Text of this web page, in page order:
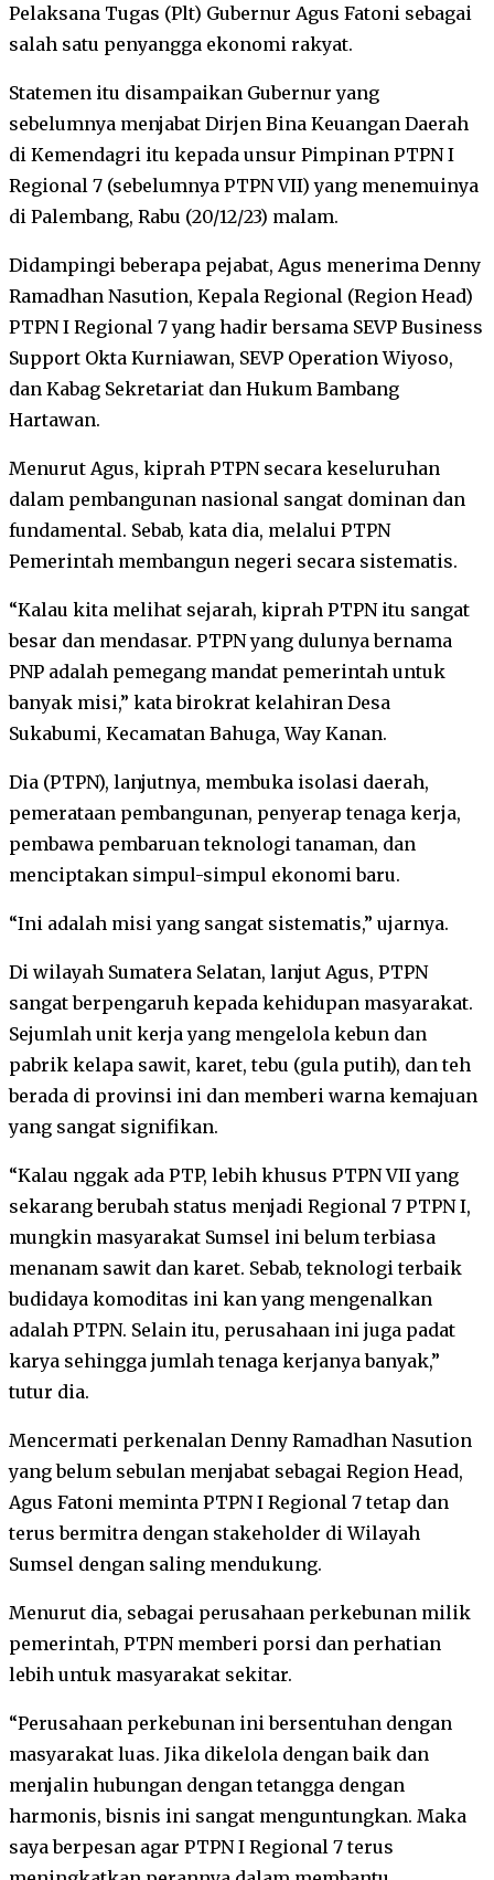
Pelaksana Tugas (Plt) Gubernur Agus Fatoni sebagai
salah satu penyangga ekonomi rakyat.
Statemen itu disampaikan Gubernur yang
sebelumnya menjabat Dirjen Bina Keuangan Daerah
di Kemendagri itu kepada unsur Pimpinan PTPN I
Regional 7 (sebelumnya PTPN VII) yang menemuinya
di Palembang, Rabu (20/12/23) malam.
Didampingi beberapa pejabat, Agus menerima Denny
Ramadhan Nasution, Kepala Regional (Region Head)
PTPN I Regional 7 yang hadir bersama SEVP Business
Support Okta Kurniawan, SEVP Operation Wiyoso,
dan Kabag Sekretariat dan Hukum Bambang
Hartawan.
Menurut Agus, kiprah PTPN secara keseluruhan
dalam pembangunan nasional sangat dominan dan
fundamental. Sebab, kata dia, melalui PTPN
Pemerintah membangun negeri secara sistematis.
“Kalau kita melihat sejarah, kiprah PTPN itu sangat
besar dan mendasar. PTPN yang dulunya bernama
PNP adalah pemegang mandat pemerintah untuk
banyak misi,” kata birokrat kelahiran Desa
Sukabumi, Kecamatan Bahuga, Way Kanan.
Dia (PTPN), lanjutnya, membuka isolasi daerah,
pemerataan pembangunan, penyerap tenaga kerja,
pembawa pembaruan teknologi tanaman, dan
menciptakan simpul-simpul ekonomi baru.
“Ini adalah misi yang sangat sistematis,” ujarnya.
Di wilayah Sumatera Selatan, lanjut Agus, PTPN
sangat berpengaruh kepada kehidupan masyarakat.
Sejumlah unit kerja yang mengelola kebun dan
pabrik kelapa sawit, karet, tebu (gula putih), dan teh
berada di provinsi ini dan memberi warna kemajuan
yang sangat signifikan.
“Kalau nggak ada PTP, lebih khusus PTPN VII yang
sekarang berubah status menjadi Regional 7 PTPN I,
mungkin masyarakat Sumsel ini belum terbiasa
menanam sawit dan karet. Sebab, teknologi terbaik
budidaya komoditas ini kan yang mengenalkan
adalah PTPN. Selain itu, perusahaan ini juga padat
karya sehingga jumlah tenaga kerjanya banyak,”
tutur dia.
Mencermati perkenalan Denny Ramadhan Nasution
yang belum sebulan menjabat sebagai Region Head,
Agus Fatoni meminta PTPN I Regional 7 tetap dan
terus bermitra dengan stakeholder di Wilayah
Sumsel dengan saling mendukung.
Menurut dia, sebagai perusahaan perkebunan milik
pemerintah, PTPN memberi porsi dan perhatian
lebih untuk masyarakat sekitar.
“Perusahaan perkebunan ini bersentuhan dengan
masyarakat luas. Jika dikelola dengan baik dan
menjalin hubungan dengan tetangga dengan
harmonis, bisnis ini sangat menguntungkan. Maka
saya berpesan agar PTPN I Regional 7 terus